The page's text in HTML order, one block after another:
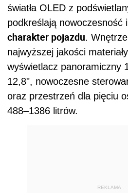
światła OLED z
podkreślają nowoczesność i
charakter pojazdu.
najwyższej jakości
wyświetlacz panoramiczny
12,8", nowoczesne
oraz przestrzeń dla pięciu
488–1386 litrów.
REKLAMA